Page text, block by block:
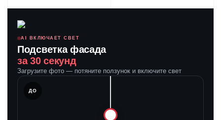
AI ВКЛЮЧАЕТ СВЕТ
Подсветка фасада
за 30 секунд
Загрузите фото — потяните ползунок и включите свет
ДО